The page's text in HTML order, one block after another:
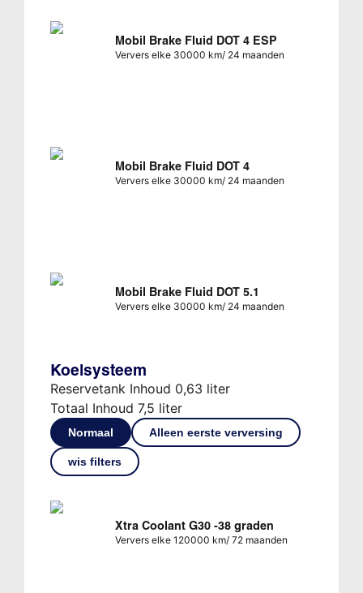
Mobil Brake Fluid DOT 4 ESP
Ververs elke 30000 km/ 24 maanden
Mobil Brake Fluid DOT 4
Ververs elke 30000 km/ 24 maanden
Mobil Brake Fluid DOT 5.1
Ververs elke 30000 km/ 24 maanden
Koelsysteem
Reservetank Inhoud 0,63 liter
Totaal Inhoud 7,5 liter
Normaal Alleen eerste verversing
wis filters
Xtra Coolant G30 -38 graden
Ververs elke 120000 km/ 72 maanden